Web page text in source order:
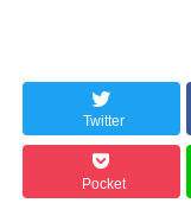
Twitter
Pocket